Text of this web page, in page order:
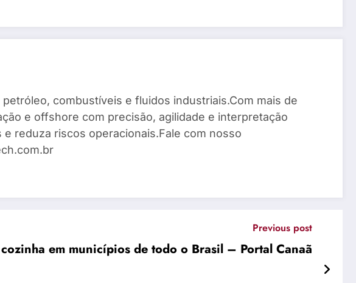
combustíveis e fluidos industriais.Com mais de
e offshore com precisão, agilidade e interpretação
reduza riscos operacionais.Fale com nosso
Previous post
em municípios de todo o Brasil – Portal Canaã